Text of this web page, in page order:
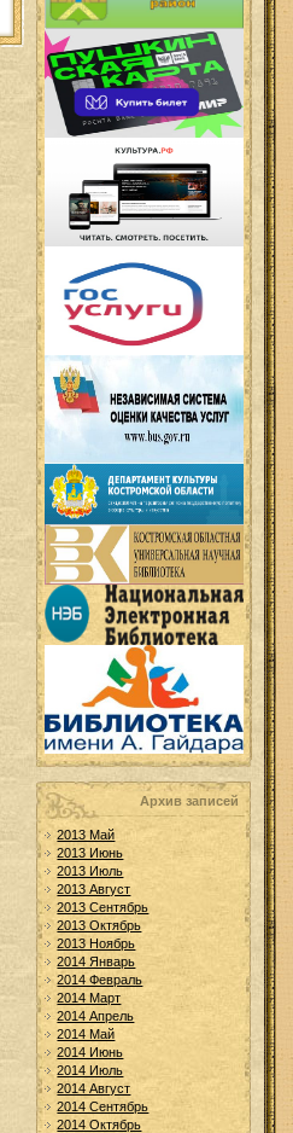
Архив записей
2013 Май
2013 Июнь
2013 Июль
2013 Август
2013 Сентябрь
2013 Октябрь
2013 Ноябрь
2014 Январь
2014 Февраль
2014 Март
2014 Апрель
2014 Май
2014 Июнь
2014 Июль
2014 Август
2014 Сентябрь
2014 Октябрь